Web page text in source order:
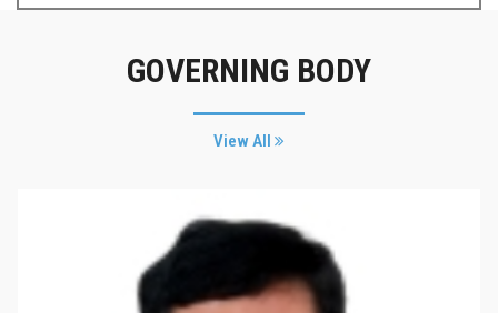
GOVERNING BODY
View All